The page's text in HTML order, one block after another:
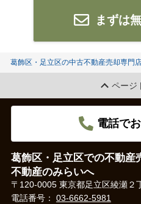
まずは
葛飾区・足立区の中古不動産売却専門
ページ
電話で
葛飾区・足立区での不動産
不動産のみらいへ
〒120-0005 東京都足立区綾瀬２
電話番号： 03-6662-5981